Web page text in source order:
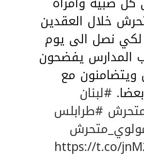
خلال العقدين
لكي نصل الى يوم
المدارس يفضحون
ويتضامنون مع
#لبنان
#طرابلس
https://t.co/